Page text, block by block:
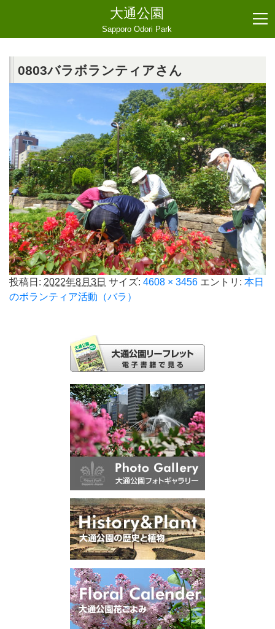
大通公園
Sapporo Odori Park
0803バラボランティアさん
投稿日: 2022年8月3日 サイズ: 4608 × 3456 エントリ: 本日
のボランティア活動（バラ）